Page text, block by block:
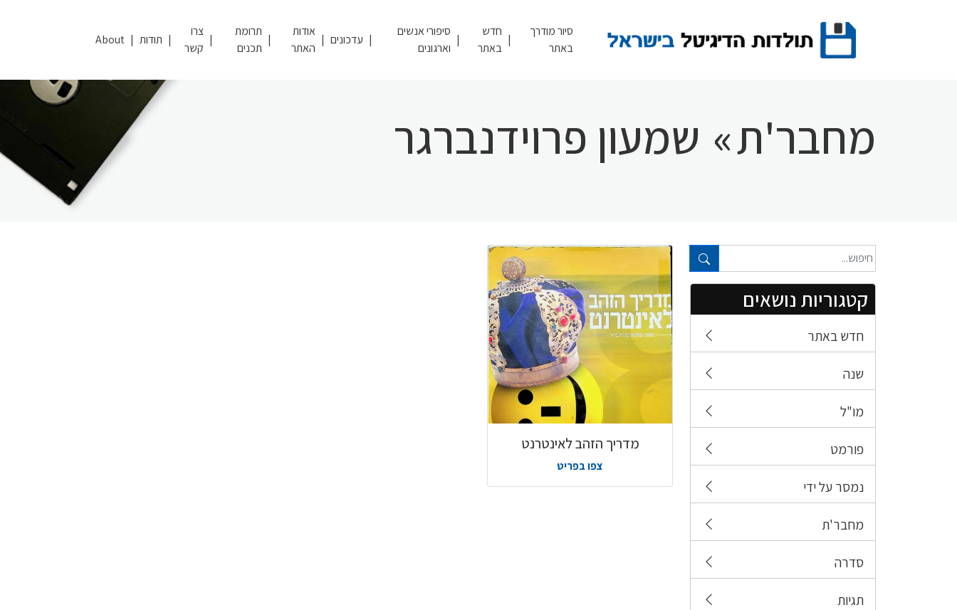
סיור מודרך
באתר
חדש
באתר
סיפורי אנשים
וארגונים
עדכונים
אודות
האתר
תרומת
תכנים
צרו
קשר
תודות About
מחבר'ת» שמעון פרוידנברגר
טקסט חופשי...
קטגוריות נושאים
חדש באתר
שנה
מו"ל
פורמט
נמסר על ידי
מחבר'ת
סדרה
תגיות
מדריך הזהב לאינטרנט
צפו בפריט